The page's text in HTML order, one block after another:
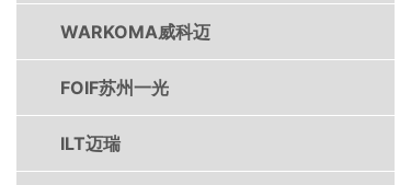
WARKOMA威科迈
FOIF苏州一光
ILT迈瑞